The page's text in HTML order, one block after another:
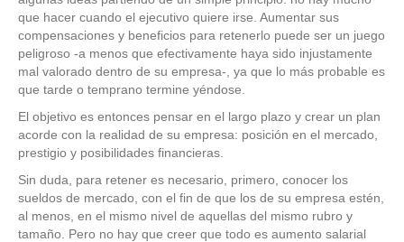
que hacer cuando el ejecutivo quiere irse. Aumentar sus
compensaciones y beneficios para retenerlo puede ser un juego
peligroso -a menos que efectivamente haya sido injustamente
mal valorado dentro de su empresa-, ya que lo más probable es
que tarde o temprano termine yéndose.
El objetivo es entonces pensar en el largo plazo y crear un plan
acorde con la realidad de su empresa: posición en el mercado,
prestigio y posibilidades financieras.
Sin duda, para retener es necesario, primero, conocer los
sueldos de mercado, con el fin de que los de su empresa estén,
al menos, en el mismo nivel de aquellas del mismo rubro y
tamaño. Pero no hay que creer que todo es aumento salarial